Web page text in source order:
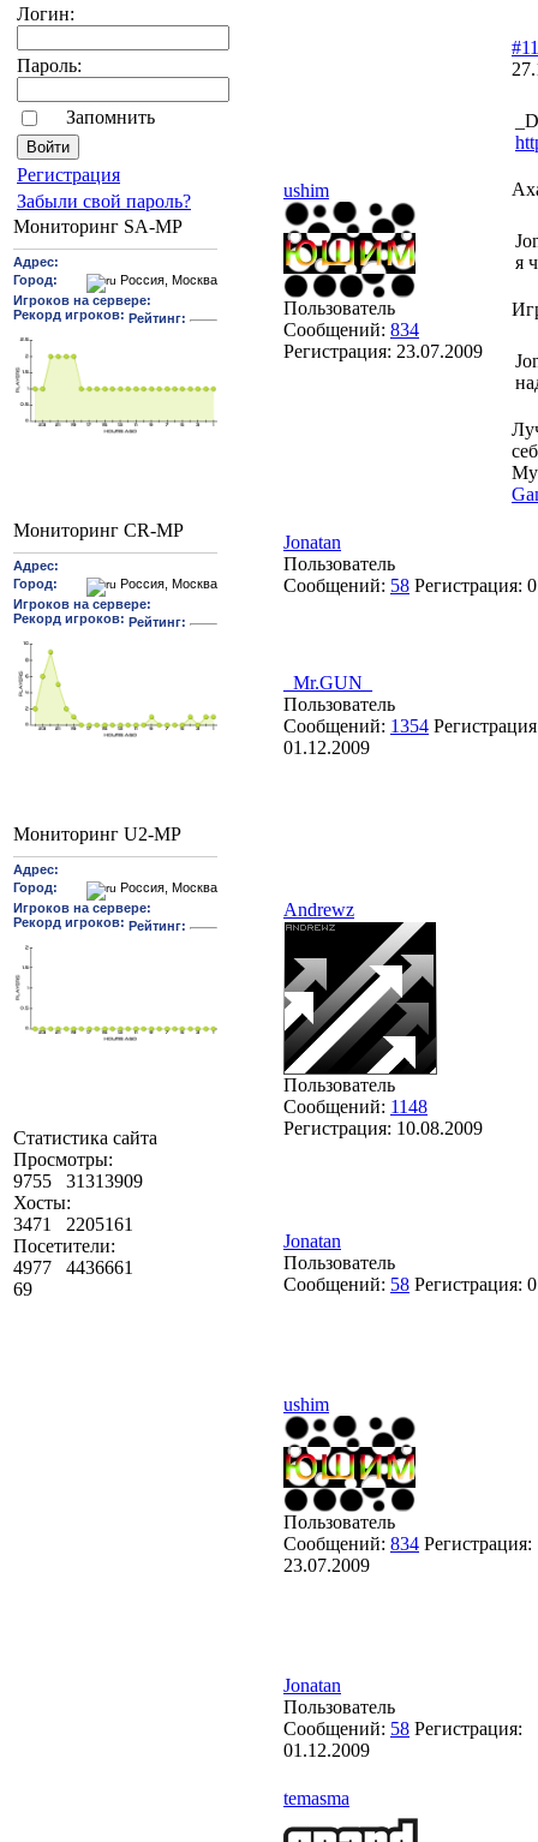
Логин:
Пароль:
Запомнить
Pегиcтрaция
Забыли свой пароль?
Мониторинг SA-MP
Мониторинг CR-MP
Мониторинг U2-MP
Статистика сайта
Просмотры:
9755
31313909
Хосты:
3471
2205161
Посетители:
4977
4436661
69
ushim
Пользователь
Сообщений: 834
Регистрация: 23.07.2009
#11
я
Jonatan
Пользователь
Сообщений: 58 Регистрация:
_Mr.GUN_
Пользователь
Сообщений: 1354
01.12.2009
Andrewz
Пользователь
Сообщений: 1148
Регистрация: 10.08.2009
Jonatan
Пользователь
Сообщений: 58 Регистрация:
ushim
Пользователь
Сообщений: 834 Регистрация:
23.07.2009
Jonatan
Пользователь
Сообщений: 58 Регистрация:
01.12.2009
temasma